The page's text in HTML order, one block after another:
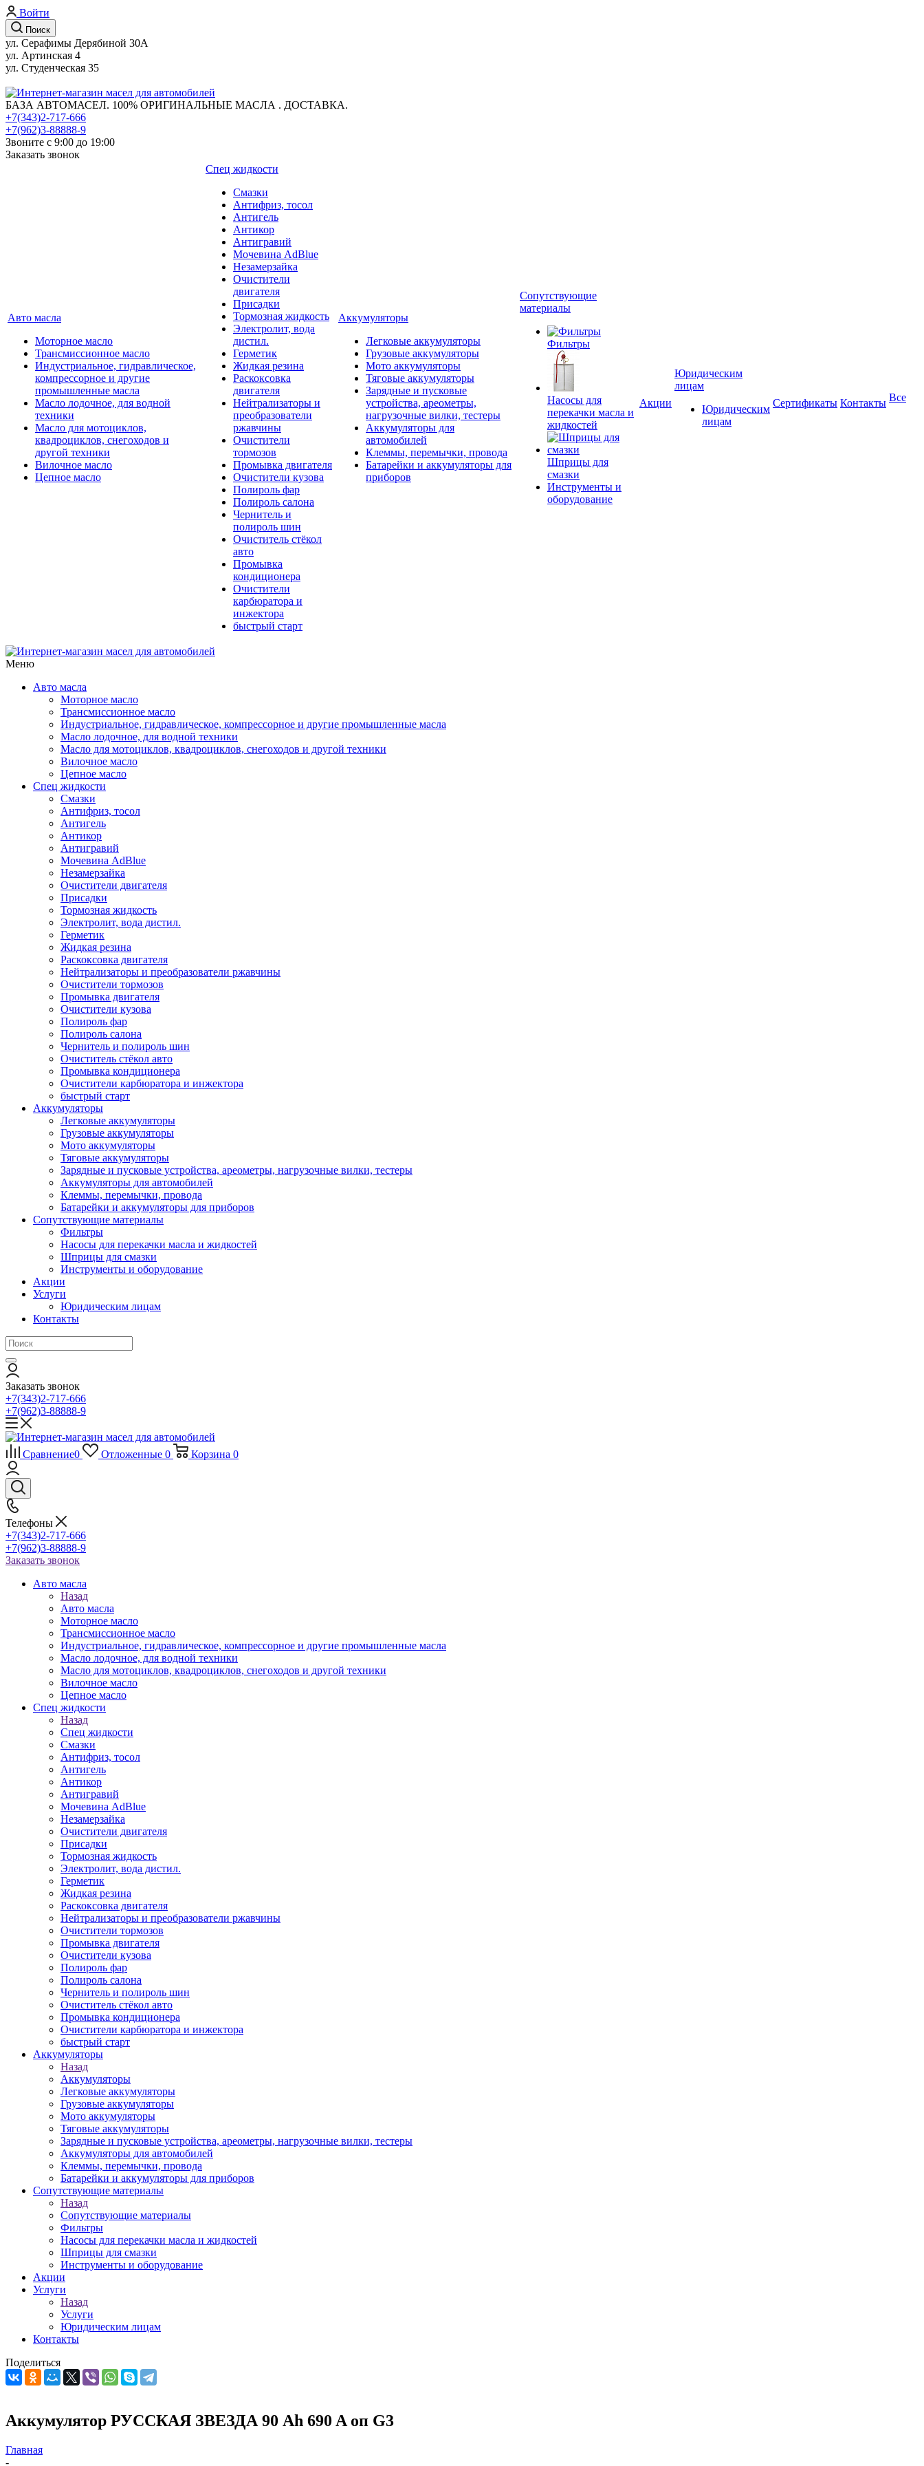
Войти
Поиск
ул. Серафимы Дерябиной 30А
ул. Артинская 4
ул. Студенческая 35
БАЗА АВТОМАСЕЛ. 100% ОРИГИНАЛЬНЫЕ МАСЛА . ДОСТАВКА.
+7(343)2-717-666
+7(962)3-88888-9
Звоните с 9:00 до 19:00
Заказать звонок
Авто масла
Моторное масло
Трансмиссионное масло
Индустриальное, гидравлическое,
компрессорное и другие
промышленные масла
Масло лодочное, для водной
техники
Масло для мотоциклов,
квадроциклов, снегоходов и
другой техники
Вилочное масло
Цепное масло
Спец жидкости
Смазки
Антифриз, тосол
Антигель
Антикор
Антигравий
Мочевина AdBlue
Незамерзайка
Очистители
двигателя
Присадки
Тормозная жидкость
Электролит, вода
дистил.
Герметик
Жидкая резина
Раскоксовка
двигателя
Нейтрализаторы и
преобразователи
ржавчины
Очистители
тормозов
Промывка двигателя
Очистители кузова
Полироль фар
Полироль салона
Чернитель и
полироль шин
Очиститель стёкол
авто
Промывка
кондиционера
Очистители
карбюратора и
инжектора
быстрый старт
Аккумуляторы
Легковые аккумуляторы
Грузовые аккумуляторы
Мото аккумуляторы
Тяговые аккумуляторы
Зарядные и пусковые
устройства, ареометры,
нагрузочные вилки, тестеры
Аккумуляторы для
автомобилей
Клеммы, перемычки, провода
Батарейки и аккумуляторы для
приборов
Сопутствующие
материалы
Фильтры
Насосы для
перекачки масла и
жидкостей
Шприцы для
смазки
Инструменты и
оборудование
Акции
Юридическим
лицам
Юридическим
лицам
Сертификаты Контакты Все
Меню
Авто масла
Моторное масло
Трансмиссионное масло
Индустриальное, гидравлическое, компрессорное и другие промышленные масла
Масло лодочное, для водной техники
Масло для мотоциклов, квадроциклов, снегоходов и другой техники
Вилочное масло
Цепное масло
Спец жидкости
Смазки
Антифриз, тосол
Антигель
Антикор
Антигравий
Мочевина AdBlue
Незамерзайка
Очистители двигателя
Присадки
Тормозная жидкость
Электролит, вода дистил.
Герметик
Жидкая резина
Раскоксовка двигателя
Нейтрализаторы и преобразователи ржавчины
Очистители тормозов
Промывка двигателя
Очистители кузова
Полироль фар
Полироль салона
Чернитель и полироль шин
Очиститель стёкол авто
Промывка кондиционера
Очистители карбюратора и инжектора
быстрый старт
Аккумуляторы
Легковые аккумуляторы
Грузовые аккумуляторы
Мото аккумуляторы
Тяговые аккумуляторы
Зарядные и пусковые устройства, ареометры, нагрузочные вилки, тестеры
Аккумуляторы для автомобилей
Клеммы, перемычки, провода
Батарейки и аккумуляторы для приборов
Сопутствующие материалы
Фильтры
Насосы для перекачки масла и жидкостей
Шприцы для смазки
Инструменты и оборудование
Акции
Услуги
Юридическим лицам
Контакты
Заказать звонок
+7(343)2-717-666
+7(962)3-88888-9
Сравнение0 Отложенные 0 Корзина 0
Телефоны
+7(343)2-717-666
+7(962)3-88888-9
Заказать звонок
Авто масла
Назад
Авто масла
Моторное масло
Трансмиссионное масло
Индустриальное, гидравлическое, компрессорное и другие промышленные масла
Масло лодочное, для водной техники
Масло для мотоциклов, квадроциклов, снегоходов и другой техники
Вилочное масло
Цепное масло
Спец жидкости
Назад
Спец жидкости
Смазки
Антифриз, тосол
Антигель
Антикор
Антигравий
Мочевина AdBlue
Незамерзайка
Очистители двигателя
Присадки
Тормозная жидкость
Электролит, вода дистил.
Герметик
Жидкая резина
Раскоксовка двигателя
Нейтрализаторы и преобразователи ржавчины
Очистители тормозов
Промывка двигателя
Очистители кузова
Полироль фар
Полироль салона
Чернитель и полироль шин
Очиститель стёкол авто
Промывка кондиционера
Очистители карбюратора и инжектора
быстрый старт
Аккумуляторы
Назад
Аккумуляторы
Легковые аккумуляторы
Грузовые аккумуляторы
Мото аккумуляторы
Тяговые аккумуляторы
Зарядные и пусковые устройства, ареометры, нагрузочные вилки, тестеры
Аккумуляторы для автомобилей
Клеммы, перемычки, провода
Батарейки и аккумуляторы для приборов
Сопутствующие материалы
Назад
Сопутствующие материалы
Фильтры
Насосы для перекачки масла и жидкостей
Шприцы для смазки
Инструменты и оборудование
Акции
Услуги
Назад
Услуги
Юридическим лицам
Контакты
Поделиться
Аккумулятор РУССКАЯ ЗВЕЗДА 90 Ah 690 A оп G3
Главная
-